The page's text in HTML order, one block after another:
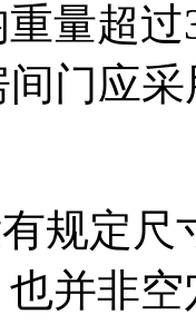
量超
门应
规定尺
并非